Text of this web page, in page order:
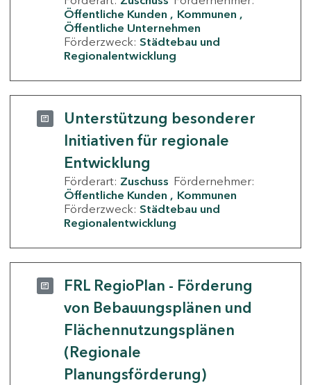
Öffentliche Kunden
Kommunen
Öffentliche Unternehmen
Förderzweck: Städtebau und
Regionalentwicklung
Unterstützung besonderer
Initiativen für regionale
Entwicklung
Förderart: Zuschuss Fördernehmer:
Öffentliche Kunden
Kommunen
Förderzweck: Städtebau und
Regionalentwicklung
FRL RegioPlan - Förderung
von Bebauungsplänen und
Flächennutzungsplänen
(Regionale
Planungsförderung)